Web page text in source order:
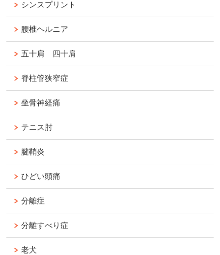
シンスプリント
腰椎ヘルニア
五十肩 四十肩
脊柱管狭窄症
坐骨神経痛
テニス肘
腱鞘炎
ひどい頭痛
分離症
分離すべり症
老犬